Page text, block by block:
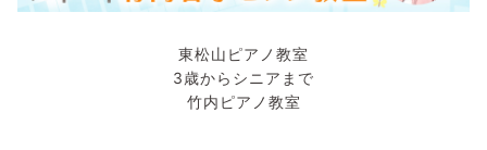
東松山ピアノ教室
3歳からシニアまで
竹内ピアノ教室